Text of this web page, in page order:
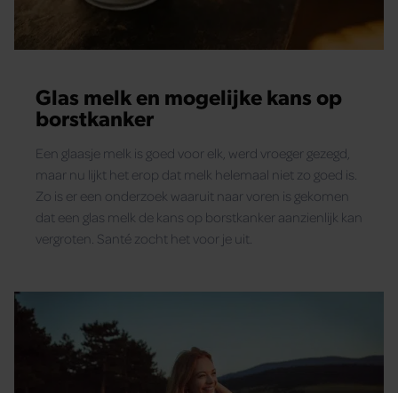
Glas melk en mogelijke kans op
borstkanker
Een glaasje melk is goed voor elk, werd vroeger gezegd,
maar nu lijkt het erop dat melk helemaal niet zo goed is.
Zo is er een onderzoek waaruit naar voren is gekomen
dat een glas melk de kans op borstkanker aanzienlijk kan
vergroten. Santé zocht het voor je uit.